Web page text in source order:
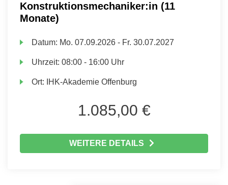
Konstruktionsmechaniker:in (11
Monate)
Datum: Mo. 07.09.2026 - Fr. 30.07.2027
Uhrzeit:08:00 - 16:00 Uhr
Ort: IHK-Akademie Offenburg
1.085,00 €
WEITERE DETAILS